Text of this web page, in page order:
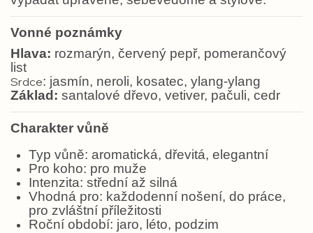
Vonné poznámky
Hlava: rozmarýn, červený pepř, pomerančový
list
Srdce: jasmín, neroli, kosatec, ylang-ylang
Základ: santalové dřevo, vetiver, pačuli, cedr
Charakter vůně
Typ vůně: aromatická, dřevitá, elegantní
Pro koho: pro muže
Intenzita: střední až silná
Vhodná pro: každodenní nošení, do práce,
pro zvláštní příležitosti
Roční období: jaro, léto, podzim